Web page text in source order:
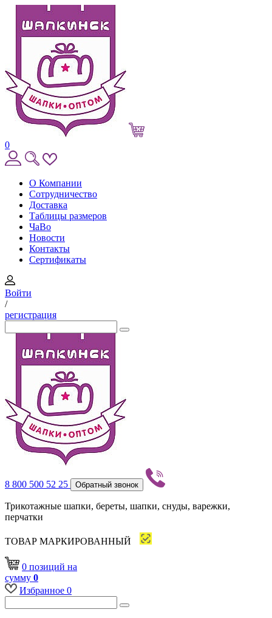
0
О Компании
Сотрудничество
Доставка
Таблицы размеров
ЧаВо
Новости
Контакты
Сертификаты
Войти
/
регистрация
8 800 500 52 25 Обратный звонок
Трикотажные шапки, береты, шапки, снуды, варежки,
перчатки
ТОВАР МАРКИРОВАННЫЙ
0 позиций на
сумму 0
Избранное 0